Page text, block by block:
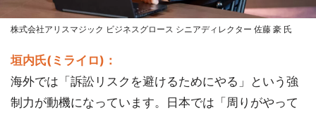
株式会社アリスマジック ビジネスグロース シニアディレクター 佐藤 豪 氏
垣内氏(ミライロ)：
海外では「訴訟リスクを避けるためにやる」という強
制力が動機になっています。日本では「周りがやって